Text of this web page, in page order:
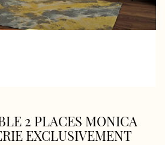
2 PLACES MONICA
EXCLUSIVEMENT